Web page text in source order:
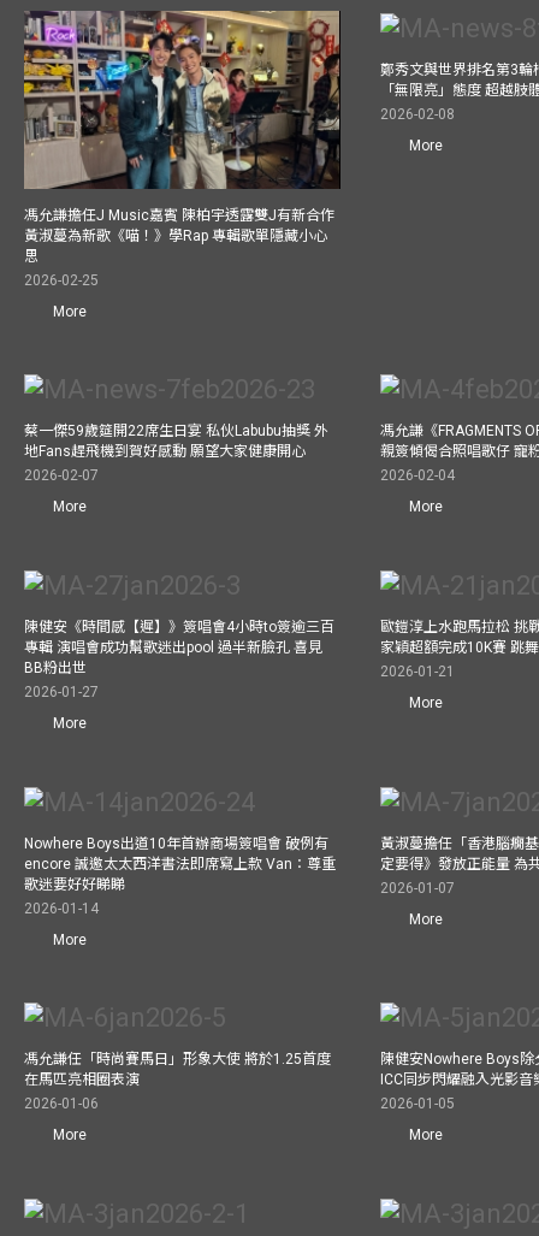
馮允謙擔任J Music嘉賓 陳柏宇透露雙J有新合作
黃淑蔓為新歌《喵！》學Rap 專輯歌單隱藏小心
思
2026-02-25
More
鄭秀文與世界排名第3輪
「無限亮」態度 超越肢
2026-02-08
More
蔡一傑59歲筵開22席生日宴 私伙Labubu抽獎 外
地Fans趕飛機到賀好感動 願望大家健康開心
2026-02-07
More
馮允謙《FRAGMENTS
親簽傾偈合照唱歌仔 寵
2026-02-04
More
陳健安《時間感【遲】》簽唱會4小時to簽逾三百
專輯 演唱會成功幫歌迷出pool 過半新臉孔 喜見
BB粉出世
2026-01-27
More
歐鎧淳上水跑馬拉松 挑
家穎超額完成10K賽 跳
2026-01-21
More
Nowhere Boys出道10年首辦商場簽唱會 破例有
encore 誠邀太太西洋書法即席寫上款 Van：尊重
歌迷要好好睇睇
2026-01-14
More
黃淑蔓擔任「香港腦癇
定要得》發放正能量 為
2026-01-07
More
馮允謙任「時尚賽馬日」形象大使 將於1.25首度
在馬匹亮相圈表演
2026-01-06
More
陳健安Nowhere Boys
ICC同步閃耀融入光影音
2026-01-05
More